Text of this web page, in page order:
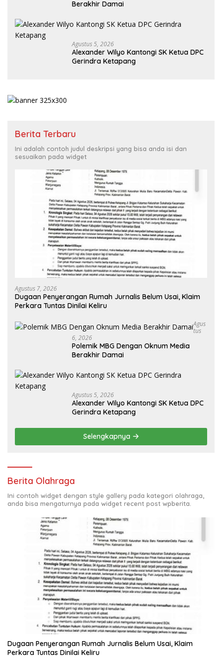
Berakhir Damai
Agustus 5, 2026
Alexander Wilyo Kantongi SK Ketua DPC
Gerindra Ketapang
Berita Terbaru
Ini adalah contoh judul deskripsi yang bisa anda isi dan
sesuaikan pada widget
Agustus 7, 2026
Dugaan Penyerangan Rumah Jurnalis Belum Usai, Klaim
Perkara Tuntas Dinilai Keliru
Agus
Tus
6, 2026
Polemik MBG Dengan Oknum Media
Berakhir Damai
Agustus 5, 2026
Alexander Wilyo Kantongi SK Ketua DPC
Gerindra Ketapang
Selengkapnya
Berita Olahraga
Ini contoh widget dengan style gallery pada kategori olahraga,
anda bisa mengaturnya pada widget recent post wpberita.
Dugaan Penyerangan Rumah Jurnalis Belum Usai, Klaim
Perkara Tuntas Dinilai Keliru